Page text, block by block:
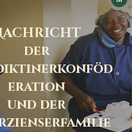
ACHRICHT
der
eration
und der